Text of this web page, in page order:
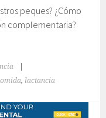
peques? ¿Cómo
complementaria?
, lactancia